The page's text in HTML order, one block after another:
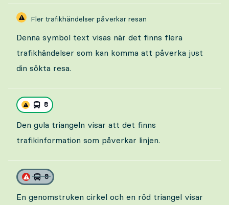
Fler trafikhändelser påverkar resan
Denna symbol text visas när det finns flera
trafikhändelser som kan komma att påverka just
din sökta resa.
8
Den gula triangeln visar att det finns
trafikinformation som påverkar linjen.
8
En genomstruken cirkel och en röd triangel visar